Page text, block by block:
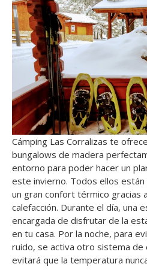
Cámping Las Corralizas te
bungalows de madera
entorno para poder hacer un
este invierno. Todos ellos
un gran confort térmico gracias
calefacción. Durante el día, una
encargada de disfrutar de la
en tu casa. Por la noche, para
ruido, se activa otro sistema de
evitará que la temperatura